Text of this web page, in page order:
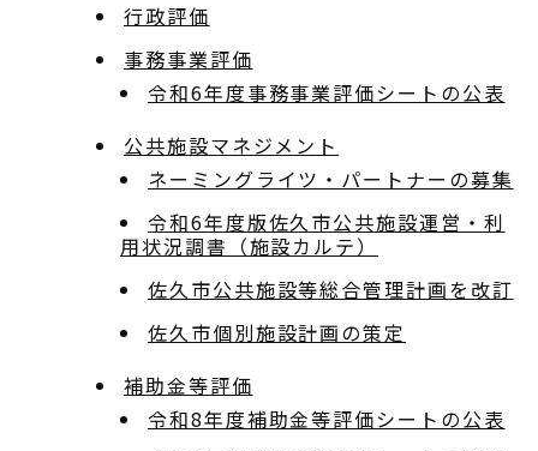
行政評価
事務事業評価
令和6年度事務事業評価シートの公表
公共施設マネジメント
ネーミングライツ・パートナーの募集
令和6年度版佐久市公共施設運営・利
用状況調書（施設カルテ）
佐久市公共施設等総合管理計画を改訂
佐久市個別施設計画の策定
補助金等評価
令和8年度補助金等評価シートの公表